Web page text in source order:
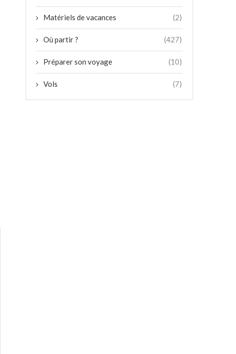
Matériels de vacances (2)
Où partir ? (427)
Préparer son voyage (10)
Vols (7)